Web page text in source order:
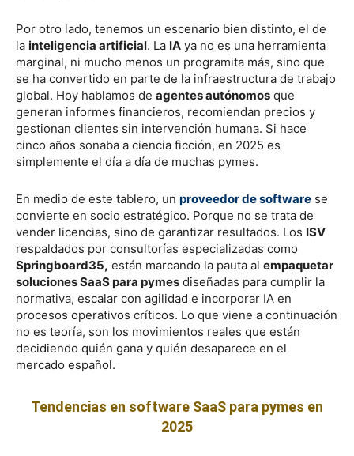
Por otro lado, tenemos un escenario bien distinto, el de
la inteligencia artificial. La IA ya no es una herramienta
marginal, ni mucho menos un programita más, sino que
se ha convertido en parte de la infraestructura de trabajo
global. Hoy hablamos de agentes autónomos que
generan informes financieros, recomiendan precios y
gestionan clientes sin intervención humana. Si hace
cinco años sonaba a ciencia ficción, en 2025 es
simplemente el día a día de muchas pymes.
En medio de este tablero, un proveedor de software se
convierte en socio estratégico. Porque no se trata de
vender licencias, sino de garantizar resultados. Los ISV
respaldados por consultorías especializadas como
Springboard35, están marcando la pauta al empaquetar
soluciones SaaS para pymes diseñadas para cumplir la
normativa, escalar con agilidad e incorporar IA en
procesos operativos críticos. Lo que viene a continuación
no es teoría, son los movimientos reales que están
decidiendo quién gana y quién desaparece en el
mercado español.
Tendencias en software SaaS para pymes en
2025